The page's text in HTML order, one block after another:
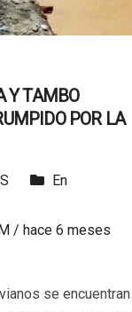
Y TAMBO
POR LA
En
/ hace 6 meses
se encuentran